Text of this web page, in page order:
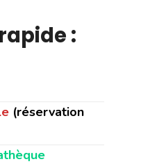
:
(réservation